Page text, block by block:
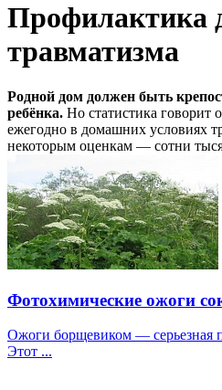
Профилактика
травматизма
Родной дом должен быть
ребёнка. Но статистика говорит
ежегодно в домашних условиях
некоторым оценкам — сотни
Фотохимические ожоги
Ожоги борщевиком — серьезная
Этот ...